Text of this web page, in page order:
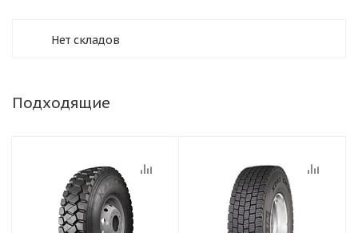
Нет складов
Подходящие